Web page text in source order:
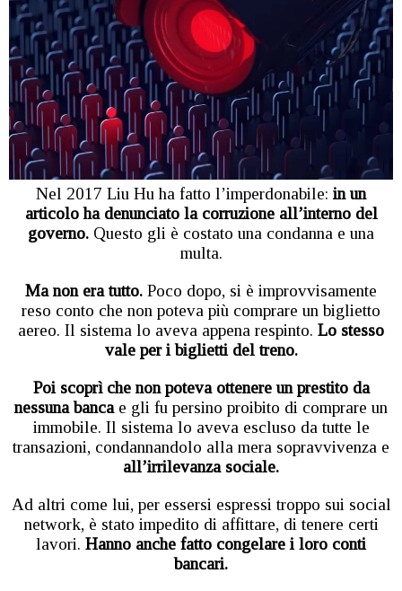
Nel 2017 Liu Hu ha fatto l’imperdonabile: in un
articolo ha denunciato la corruzione all’interno del
governo. Questo gli è costato una condanna e una
multa.
Ma non era tutto. Poco dopo, si è improvvisamente
reso conto che non poteva più comprare un biglietto
aereo. Il sistema lo aveva appena respinto. Lo stesso
vale per i biglietti del treno.
Poi scoprì che non poteva ottenere un prestito da
nessuna banca e gli fu persino proibito di comprare un
immobile. Il sistema lo aveva escluso da tutte le
transazioni, condannandolo alla mera sopravvivenza e
all’irrilevanza sociale.
Ad altri come lui, per essersi espressi troppo sui social
network, è stato impedito di affittare, di tenere certi
lavori. Hanno anche fatto congelare i loro conti
bancari.